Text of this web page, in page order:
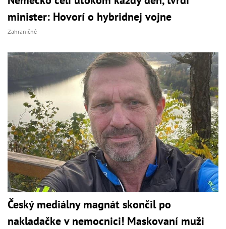
minister: Hovorí o hybridnej vojne
Zahraničné
Český mediálny magnát skončil po
nakladačke v nemocnici! Maskovaní muži